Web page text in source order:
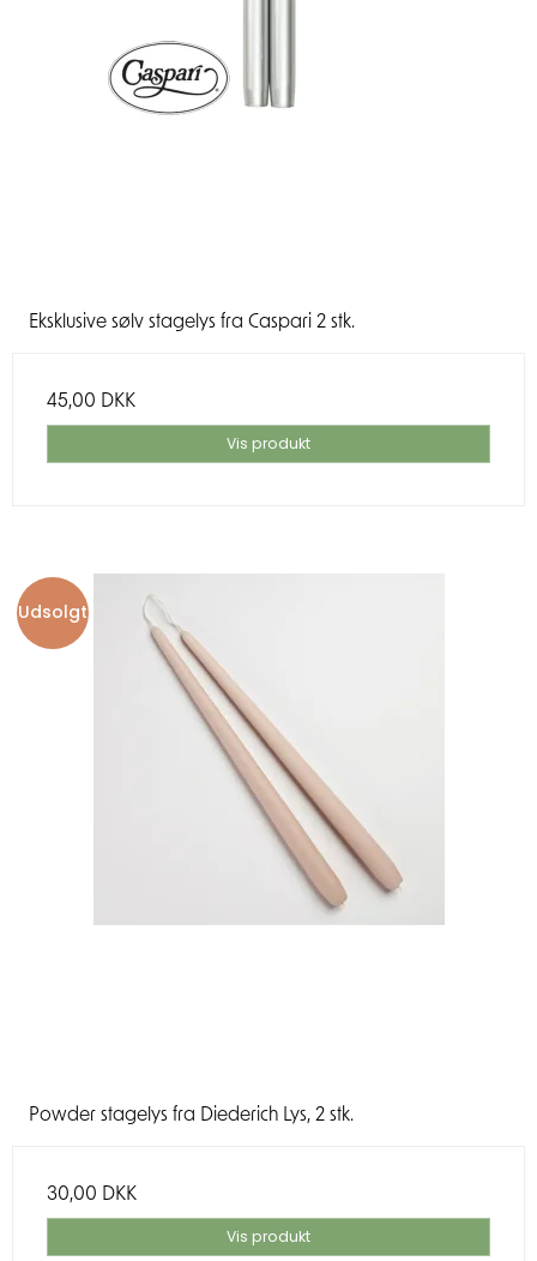
Eksklusive sølv stagelys fra Caspari 2 stk.
45,00 DKK
Vis produkt
Udsolgt
Powder stagelys fra Diederich Lys, 2 stk.
30,00 DKK
Vis produkt